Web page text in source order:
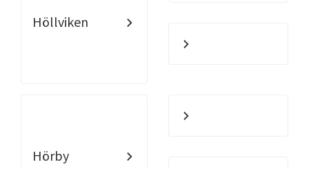
Höllviken
Hörby